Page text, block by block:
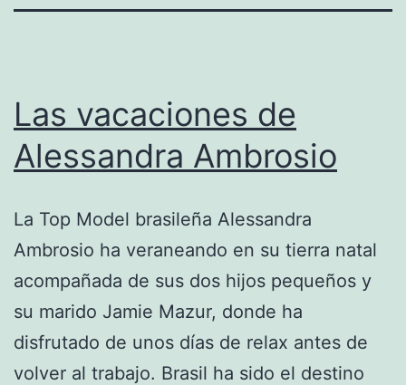
Las vacaciones de
Alessandra Ambrosio
La Top Model brasileña Alessandra
Ambrosio ha veraneando en su tierra natal
acompañada de sus dos hijos pequeños y
su marido Jamie Mazur, donde ha
disfrutado de unos días de relax antes de
volver al trabajo. Brasil ha sido el destino